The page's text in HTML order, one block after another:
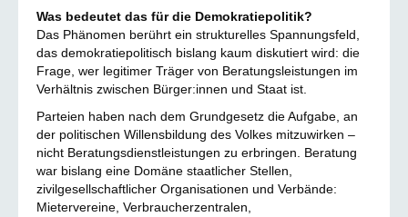
Was bedeutet das für die Demokratiepolitik?
Das Phänomen berührt ein strukturelles Spannungsfeld,
das demokratiepolitisch bislang kaum diskutiert wird: die
Frage, wer legitimer Träger von Beratungsleistungen im
Verhältnis zwischen Bürger:innen und Staat ist.
Parteien haben nach dem Grundgesetz die Aufgabe, an
der politischen Willensbildung des Volkes mitzuwirken –
nicht Beratungsdienstleistungen zu erbringen. Beratung
war bislang eine Domäne staatlicher Stellen,
zivilgesellschaftlicher Organisationen und Verbände:
Mietervereine, Verbraucherzentralen,